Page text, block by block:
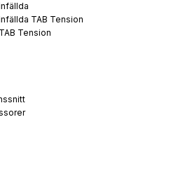
TAB Tension
Tension